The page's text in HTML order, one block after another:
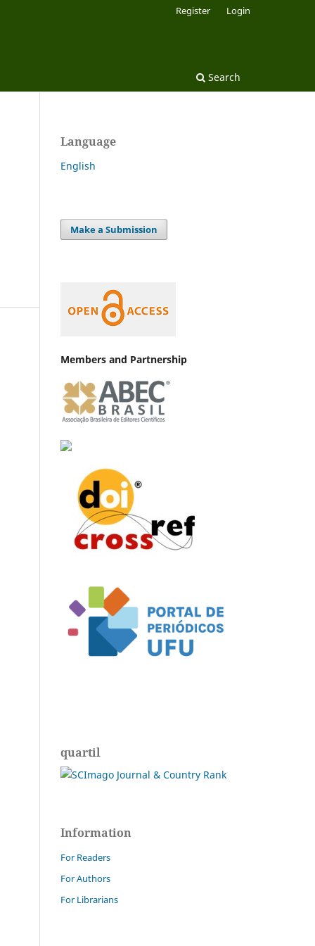
Search
Register Login
Language
English
Make a Submission
Members and Partnership
quartil
Information
For Readers
For Authors
For Librarians